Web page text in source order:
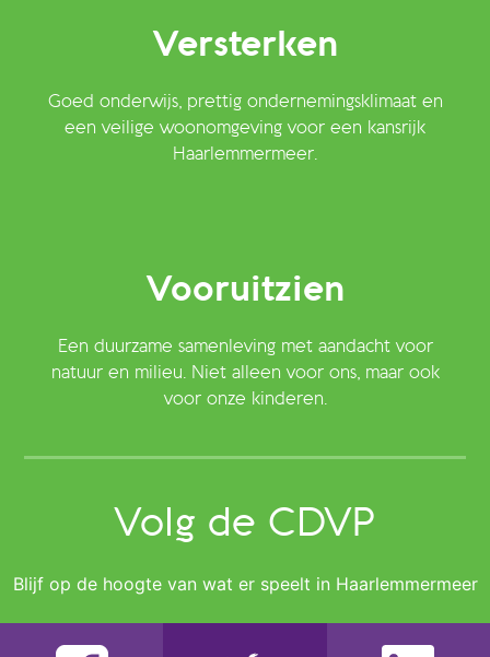
Versterken
Goed onderwijs, prettig ondernemingsklimaat en
een veilige woonomgeving voor een kansrijk
Haarlemmermeer.
Vooruitzien
Een duurzame samenleving met aandacht voor
natuur en milieu. Niet alleen voor ons, maar ook
voor onze kinderen.
Volg de CDVP
Blijf op de hoogte van wat er speelt in Haarlemmermeer